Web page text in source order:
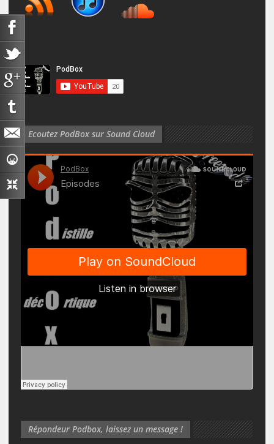
Ecoutez PodBox sur Sound Cloud
Répondeur Podbox, laissez un message !